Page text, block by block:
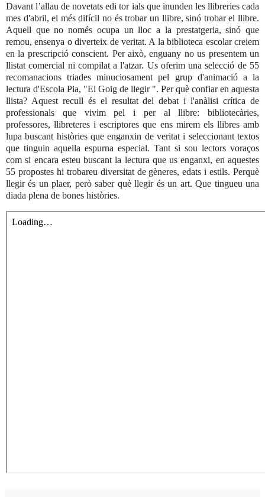
Davant l’allau de novetats edi tor ials que inunden les llibreries cada
mes d'abril, el més difícil no és trobar un llibre, sinó trobar el llibre.
Aquell que no només ocupa un lloc a la prestatgeria, sinó que
remou, ensenya o diverteix de veritat. A la biblioteca escolar creiem
en la prescripció conscient. Per això, enguany no us presentem un
llistat comercial ni compilat a l'atzar. Us oferim una selecció de 55
recomanacions triades minuciosament pel grup d'animació a la
lectura d'Escola Pia, "El Goig de llegir ". Per què confiar en aquesta
llista? Aquest recull és el resultat del debat i l'anàlisi crítica de
professionals que vivim pel i per al llibre: bibliotecàries,
professores, llibreteres i escriptores que ens mirem els llibres amb
lupa buscant històries que enganxin de veritat i seleccionant textos
que tinguin aquella espurna especial. Tant si sou lectors voraços
com si encara esteu buscant la lectura que us enganxi, en aquestes
55 propostes hi trobareu diversitat de gèneres, edats i estils. Perquè
llegir és un plaer, però saber què llegir és un art. Que tingueu una
diada plena de bones històries.